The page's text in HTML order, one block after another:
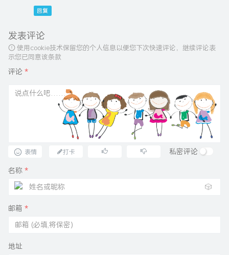
回复
发表评论
使用cookie技术保留您的个人信息以便您下次快速评论，继续评论表
示您已同意该条款
评论 *
表情 打卡
私密评论
名称 *
🎲
邮箱 *
地址